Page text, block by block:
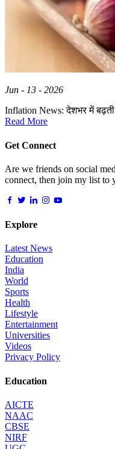
Jun - 13 - 2026
Inflation News: देशभर में
Read More
Get Connect
Are we friends on social
connect, then join my list to
Explore
Latest News
Education
India
World
Sports
Health
Lifestyle
Entertainment
Universities
Videos
Privacy Policy
Education
AICTE
NAAC
CBSE
NIRF